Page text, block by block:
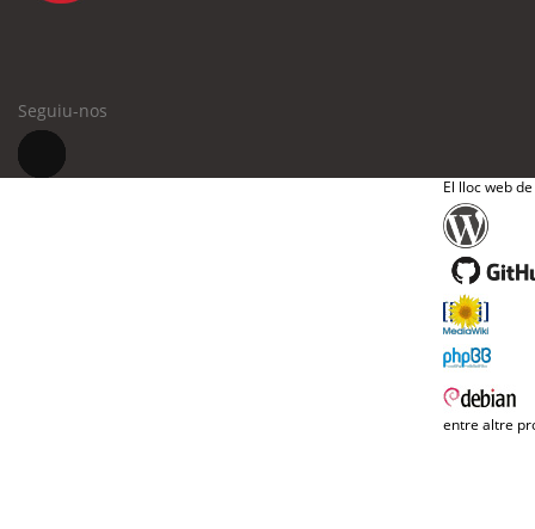
Seguiu-nos
El lloc web
entre altre